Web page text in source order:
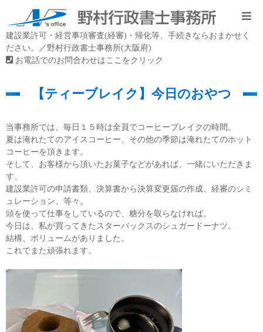
建設業許可・経営事項審査(経審)・帰化等、手続きならおまかせく
ださい。／野村行政書士事務所(大阪府)
お電話でのお問合わせはここをクリック
【ティーブレイク】今日のおやつ
当事務所では、毎日１５時は全員でコーヒーブレイクの時間。
夏は淹れたてのアイスコーヒー、その他の季節は淹れたてのホット
コーヒーを頂きます。
そして、お客様から頂いたお菓子などがあれば、一緒にいただきま
す。
建設業許可の申請書類、決算書から決算変更届の作成、経審のシミ
ュレーション、等々。
頭を使って仕事をしているので、糖分を取らなければ。
今日は、私が買ってきたスターバックスのシュガードーナツ。
結構、ボリュームがありました。
これでまた頑張れます。